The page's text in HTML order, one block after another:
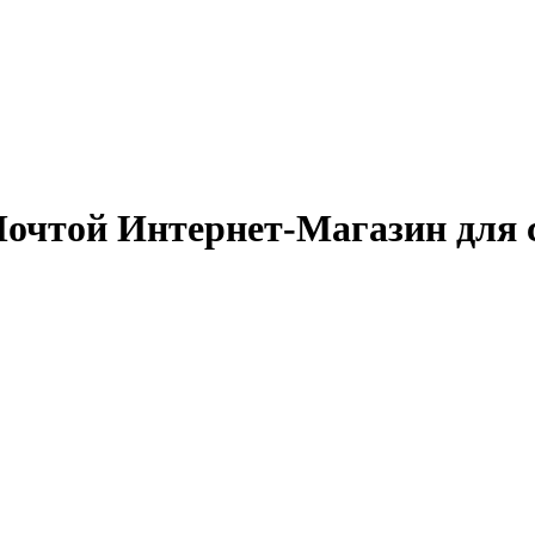
Интернет-Магазин для